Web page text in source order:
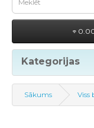
0.00
Kategorijas
Sākums Viss